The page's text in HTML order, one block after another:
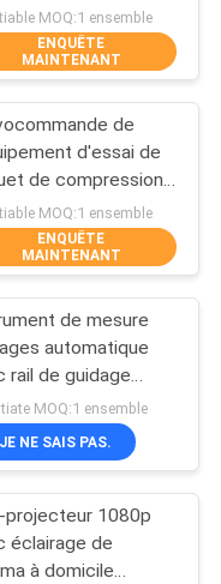
23
de
ignifuges
MOQ:1 ensemble
ENQUÊTE
MAINTENANT
de
d'essai de
de compression
20KN 50KN
MOQ:1 ensemble
ENQUÊTE
MAINTENANT
de mesure
automatique
rail de guidage
de précision et
de traitement
puissant pour une
par lots
MOQ:1 ensemble
NE SAIS PAS.
projecteur 1080p
éclairage de
à domicile